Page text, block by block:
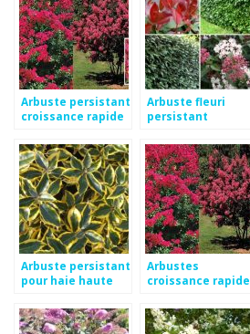
Arbuste persistant
croissance rapide
Arbuste fleuri
persistant
Arbuste persistant
pour haie haute
Arbustes
croissance rapide